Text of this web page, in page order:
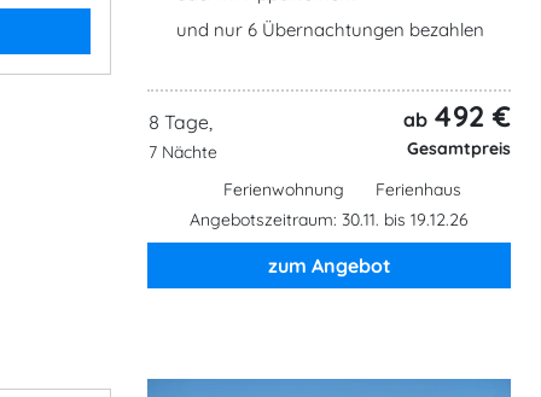
und nur 6 Übernachtungen bezahlen
8 Tage,
7 Nächte
ab 492 €
Gesamtpreis
Ferienwohnung
Ferienhaus
Angebotszeitraum: 30.11. bis 19.12.26
zum Angebot